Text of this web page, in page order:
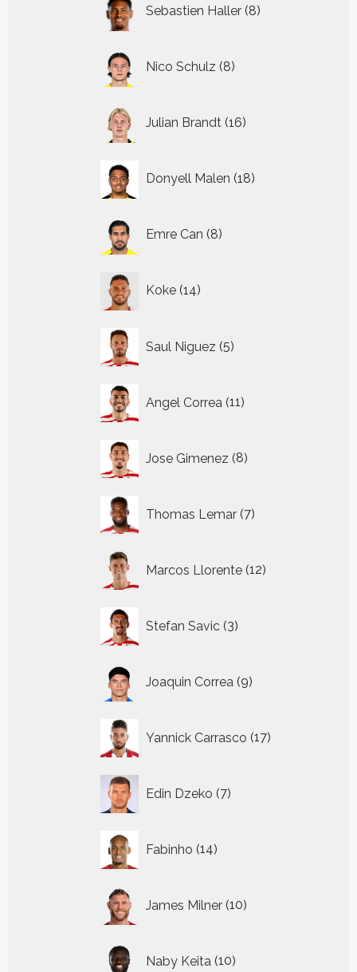
Sebastien Haller 8
producten
Nico Schulz 8
producten
Julian Brandt 16
producten
Donyell Malen 18
producten
Emre Can 8
producten
Koke 14
producten
Saul Niguez 5
producten
Angel Correa 11
producten
Jose Gimenez 8
producten
Thomas Lemar 7
producten
Marcos Llorente 12
producten
Stefan Savic 3
producten
Joaquin Correa 9
producten
Yannick Carrasco 17
producten
Edin Dzeko 7
producten
Fabinho 14
producten
James Milner 10
producten
Naby Keita 10